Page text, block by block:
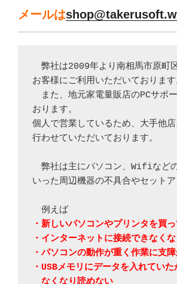
メールは
弊社は2009年より南相馬市原町
お客様にご利用いただいております
また、地元家電量販店のPCサポ
おります。
個人で営業しているため、大手他
行わせていただいております。
弊社は主にパソコン、Wifiなど
いった周辺機器の不具合やセット
・新しいパソコンやプリンタを買
・インターネットに接続できなくな
・パソコンの動作が重く作業に支障
・USBメモリにデータを入れてい
なくなり読めない